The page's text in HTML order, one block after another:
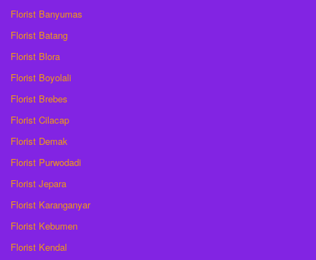
Florist Banyumas
Florist Batang
Florist Blora
Florist Boyolali
Florist Brebes
Florist Cilacap
Florist Demak
Florist Purwodadi
Florist Jepara
Florist Karanganyar
Florist Kebumen
Florist Kendal